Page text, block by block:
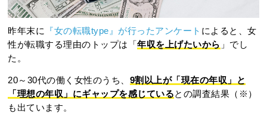
昨年末に 『女の転職type』が行ったアンケート によると、女
性が転職する理由のトップは「年収を上げたいから 」でし
た。
20～30代の働く女性のうち、 9割以上が「現在の年収」と
「理想の年収」にギャップを感じているとの調査結果（※）
も出ています。